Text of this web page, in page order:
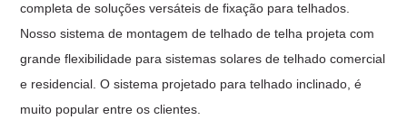
completa de soluções versáteis de fixação para telhados.
Nosso sistema de montagem de telhado de telha projeta com
grande flexibilidade para sistemas solares de telhado comercial
e residencial. O sistema projetado para telhado inclinado, é
muito popular entre os clientes.